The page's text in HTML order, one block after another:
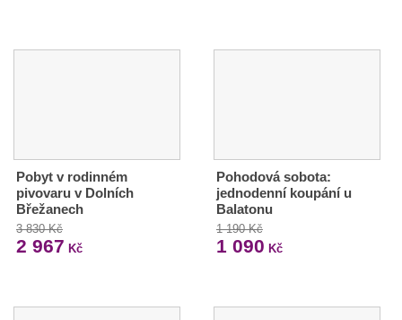
Pobyt v rodinném
pivovaru v Dolních
Břežanech
3 830 Kč
2 967 Kč
Pohodová sobota:
jednodenní koupání u
Balatonu
1 190 Kč
1 090 Kč